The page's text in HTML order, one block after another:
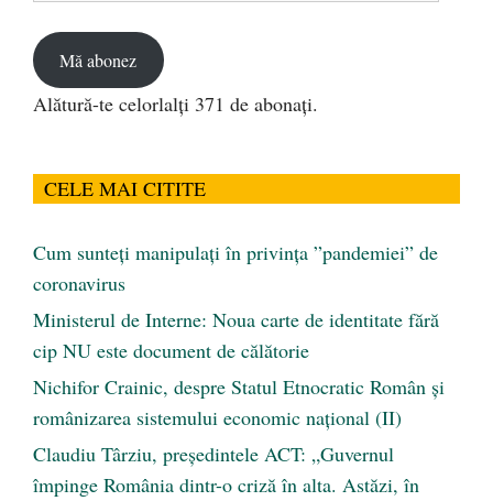
Mă abonez
Alătură-te celorlalți 371 de abonați.
CELE MAI CITITE
Cum sunteți manipulați în privința ”pandemiei” de
coronavirus
Ministerul de Interne: Noua carte de identitate fără
cip NU este document de călătorie
Nichifor Crainic, despre Statul Etnocratic Român şi
românizarea sistemului economic naţional (II)
Claudiu Târziu, președintele ACT: „Guvernul
împinge România dintr-o criză în alta. Astăzi, în